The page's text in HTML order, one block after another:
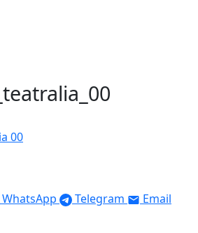
WhatsApp Telegram Email